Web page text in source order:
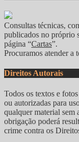
Consultas técnicas,
publicados no próprio
página “Cartas”.
Procuramos atender a
Direitos Autorais
Todos os textos e
ou autorizadas para
qualquer material sem
obrigação poderá
crime contra os